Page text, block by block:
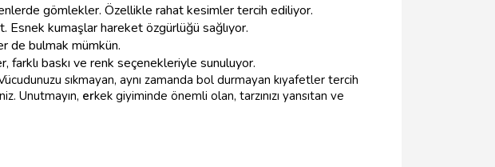
gömlekler. Özellikle rahat kesimler tercih ediliyor.
Esnek kumaşlar hareket özgürlüğü sağlıyor.
de bulmak mümkün.
baskı ve renk seçenekleriyle sunuluyor.
sıkmayan, aynı zamanda bol durmayan kıyafetler tercih
Unutmayın, erkek giyiminde önemli olan, tarzınızı yansıtan ve